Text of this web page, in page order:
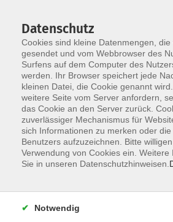
Skip to main content
Der Kurs konnte nicht gefunden
Datenschutz
Cookies sind kleine Datenmengen,
gesendet und vom Webbrowser des
Surfens auf dem Computer des
werden. Ihr Browser speichert jede
kleinen Datei, die Cookie genannt
weitere Seite vom Server anfordern,
das Cookie an den Server zurück.
zuverlässiger Mechanismus für
sich Informationen zu merken oder
Benutzers aufzuzeichnen. Bitte
Verwendung von Cookies ein.
Sie in unseren Datenschutzhinweisen.
Notwendig